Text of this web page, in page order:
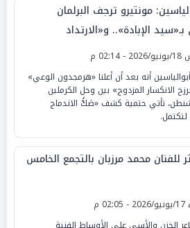
مونتيرو ترجف البرلمان
بـ«سيد الإبادة».. و«الارتداد
للدولار» يبرر الاستسلام الحتمي م
أنه بعد أن أعلنا «هرمجدون الوعي»
الانكسار المزدوج» بين وحل الكرملين
تأتي حتمية كشف «صَكُّ الاندماج
للفنان محمد مرزبان بالتجمع الخامس
م